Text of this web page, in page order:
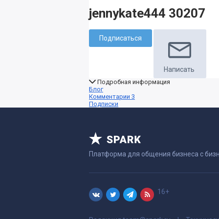
jennykate444 30207
Подписаться
Написать
Подробная информация
Блог
Комментарии 3
Подписки
Платформа для общения бизнеса с
16+